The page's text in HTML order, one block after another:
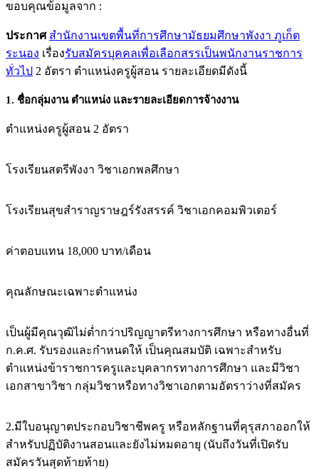
ขอบคุณข้อมูลจาก :
ประกาศ สำนักงานเขตพื้นที่การศึกษามัธยมศึกษาพังงา ภูเก็ต
ระนอง เรื่องรับสมัครบุคคลเพื่อเลือกสรรเป็นพนักงานราชการ
ทั่วไป 2 อัตรา ตำแหน่งครูผู้สอน รายละเอียดมีดังนี้
1. ชื่อกลุ่มงาน ตำแหน่ง และรายละเอียดการจ้างงาน
ตำแหน่งครูผู้สอน 2 อัตรา
โรงเรียนสตรีพังงา วิชาเอกพลศึกษา
โรงเรียนสุขสำราญราษฎร์รังสรรค์ วิชาเอกคอมพิวเตอร์
ค่าตอบแทน 18,000 บาท/เดือน
คุณลักษณะเฉพาะตำแหน่ง
เป็นผู้มีคุณวุฒิไม่ต่ำกว่าปริญญาตรีทางการศึกษา หรือทางอื่นที่
ก.ค.ศ. รับรองและกำหนดให้ เป็นคุณสมบัติ เฉพาะสำหรับ
ตำแหน่งข้าราชการครูและบุคลากรทางการศึกษา และมีวิชา
เอกสาขาวิชา กลุ่มวิชาหรือทางวิชาเอกตามอัตราว่างที่สมัคร
2.มีใบอนุญาตประกอบวิชาชีพครู หรือหลักฐานที่คุรุสภาออกให้
สำหรับปฏิบัติงานสอนและยังไม่หมดอายุ (นับถึงวันที่เปิดรับ
สมัครวันสุดท้ายท้าย)